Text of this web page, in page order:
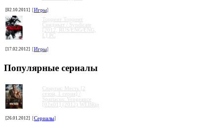
[02.10.2011] [Игры]
Торрент Торрент
Cиндикат / Syndicate
[2012, RUS/ENG/ENG,
L] PC
[17.02.2012] [Игры]
Популярные сериалы
Спартак: Месть [2
сезон, 1 серия] /
Spartacus: Vengeance
[02x01] (2012) WEBRip
[26.01.2012] [Сериалы]